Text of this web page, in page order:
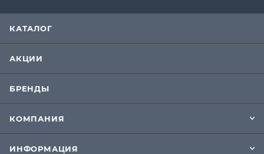
КАТАЛОГ
АКЦИИ
БРЕНДЫ
КОМПАНИЯ
ИНФОРМАЦИЯ